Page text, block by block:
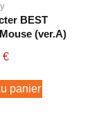
BEST
(ver.A)
€
panier